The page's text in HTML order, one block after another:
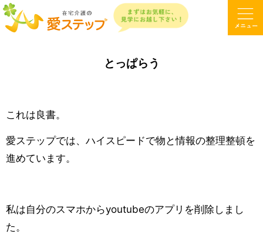
とっぱらう
これは良書。
愛ステップでは、ハイスピードで物と情報の整理整頓を
進めています。
私は自分のスマホからyoutubeのアプリを削除しまし
た。